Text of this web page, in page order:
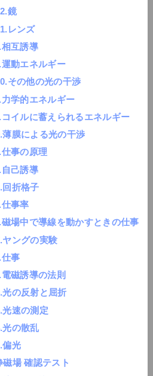
鏡
レンズ
互誘導
動エネルギー
その他の光の干渉
学的エネルギー
イルに蓄えられるエネルギー
膜による光の干渉
事の原理
己誘導
折格子
事率
場中で導線を動かすときの仕事
ングの実験
事
磁誘導の法則
の反射と屈折
速の測定
の散乱
光
場 確認テスト